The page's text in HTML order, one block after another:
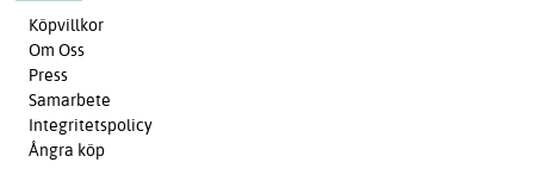
Köpvillkor
Om Oss
Press
Samarbete
Integritetspolicy
Ångra köp